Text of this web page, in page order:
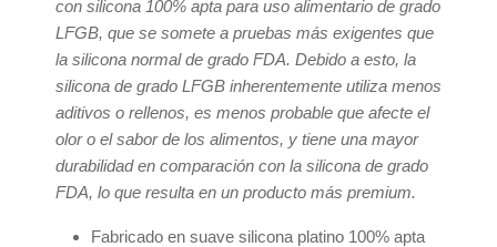
con silicona 100% apta para uso alimentario de grado
LFGB, que se somete a pruebas más exigentes que
la silicona normal de grado FDA. Debido a esto, la
silicona de grado LFGB inherentemente utiliza menos
aditivos o rellenos, es menos probable que afecte el
olor o el sabor de los alimentos, y tiene una mayor
durabilidad en comparación con la silicona de grado
FDA, lo que resulta en un producto más premium.
Fabricado en suave silicona platino 100% apta